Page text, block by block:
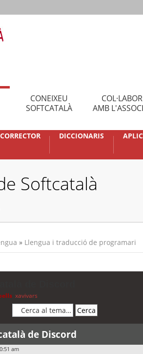
CONEIXEU
SOFTCATALÀ
AMB
CORRECTOR DICCIONARIS
Softcatalà
» Llengua i traducció de programari
xavivars
de Discord
am